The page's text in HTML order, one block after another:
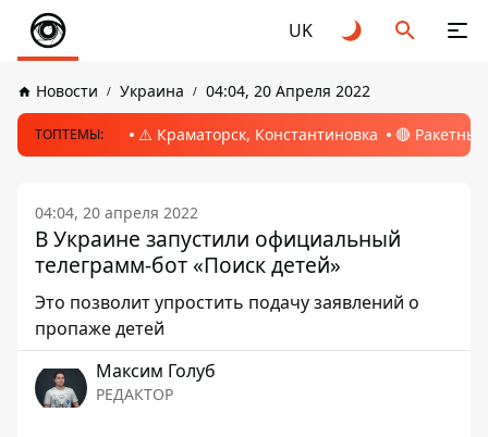
UK
Новости Украина 04:04, 20 Апреля 2022
ТОПТЕМЫ: ⚠️ Краматорск, Константиновка 🔴
04:04, 20 апреля 2022
В Украине запустили официальный
телеграмм-бот «Поиск детей»
Это позволит упростить подачу заявлений о
пропаже детей
Максим Голуб
РЕДАКТОР